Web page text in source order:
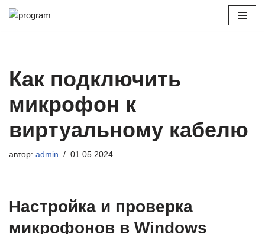
Как подключить
микрофон к
виртуальному кабелю
автор: admin 01.05.2024
Настройка и проверка
микрофонов в Windows